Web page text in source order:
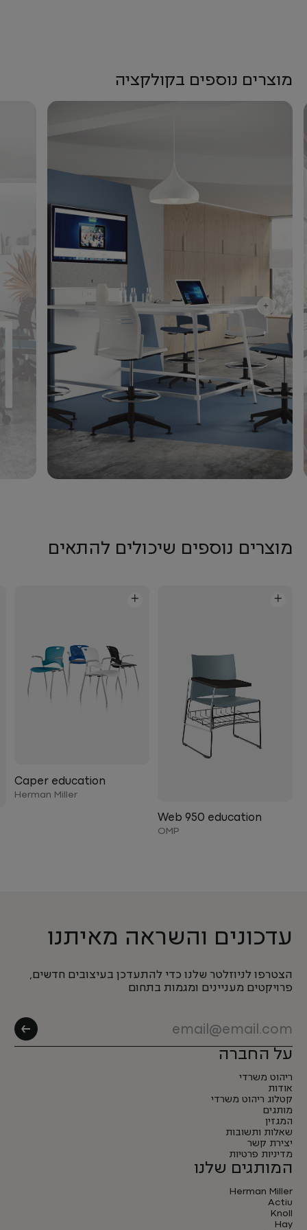
מוצרים נוספים בקולקציה
+
מוצרים נוספים שיכולים להתאים
+
Web 950 education
OMP
+
Caper education
Herman Miller
עדכונים והשראה מאיתנו
הצטרפו לניוזלטר שלנו כדי להתעדכן בעיצובים חדשים,
פרויקטים מעניינים ומגמות בתחום
על החברה
ריהוט משרדי
אודות
קטלוג ריהוט משרדי
מותגים
המגזין
שאלות ותשובות
יצירת קשר
מדיניות פרטיות
המותגים שלנו
Herman Miller
Actiu
Knoll
Hay